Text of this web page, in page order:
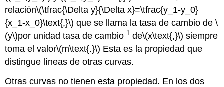
relación\(\tfrac{\Delta y}{\Delta x}=\tfrac{y_1-y_0}
{x_1-x_0}\text{,}\) que se llama la tasa de cambio de\
(y\)por unidad tasa de cambio 1 de\(x\text{,}\) siempre
toma el valor\(m\text{.}\) Esta es la propiedad que
distingue líneas de otras curvas.
Otras curvas no tienen esta propiedad. En los dos